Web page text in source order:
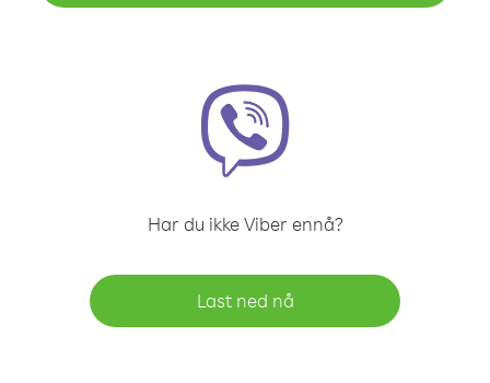
Har du ikke Viber ennå?
Last ned nå